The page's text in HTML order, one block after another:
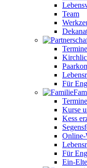
Team
Für
Kurse
Kess
Online-
Für
Ein-